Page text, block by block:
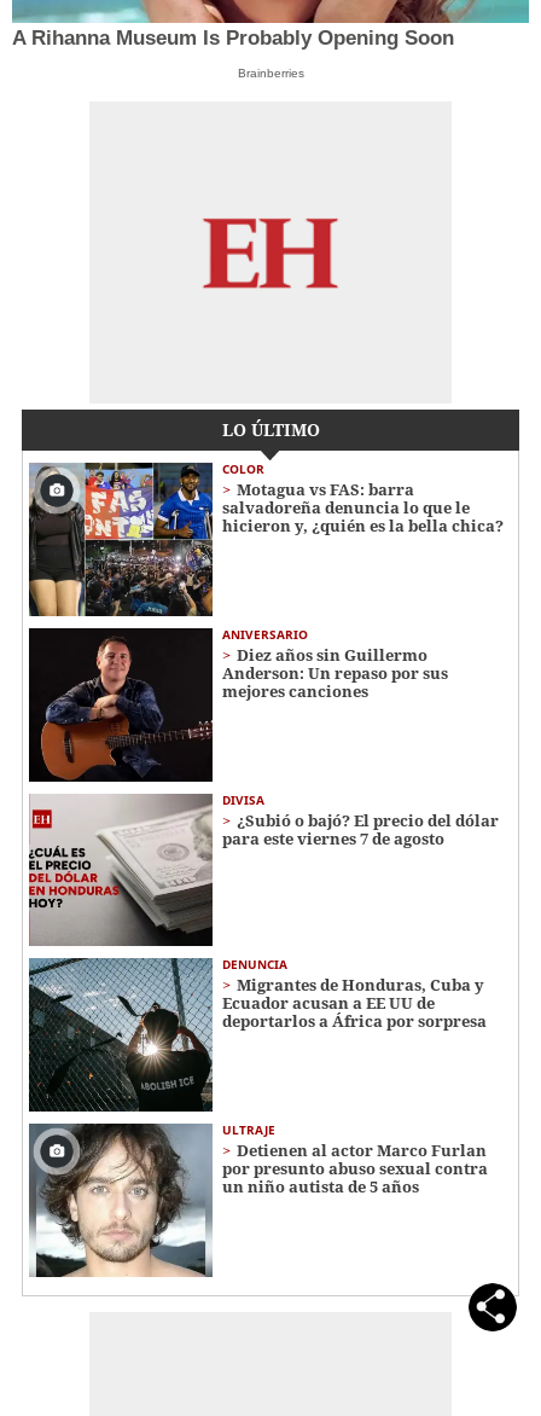
A Rihanna Museum Is Probably Opening Soon
Brainberries
LO ÚLTIMO
COLOR
Motagua vs FAS: barra
salvadoreña denuncia lo que le
hicieron y, ¿quién es la bella chica?
ANIVERSARIO
Diez años sin Guillermo
Anderson: Un repaso por sus
mejores canciones
DIVISA
¿Subió o bajó? El precio del dólar
para este viernes 7 de agosto
DENUNCIA
Migrantes de Honduras, Cuba y
Ecuador acusan a EE UU de
deportarlos a África por sorpresa
ULTRAJE
Detienen al actor Marco Furlan
por presunto abuso sexual contra
un niño autista de 5 años